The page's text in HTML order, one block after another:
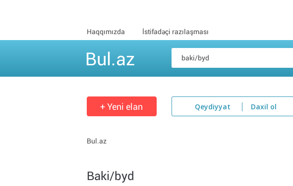
Haqqımızda İstifadəçi razılaşması
Bul.az
+ Yeni elan Qeydiyyat Daxil ol
Bul.az
Baki/byd